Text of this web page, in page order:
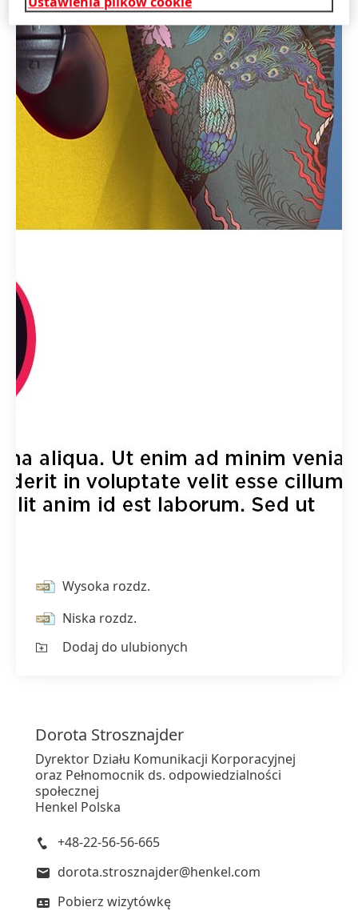
Wysoka rozdz.
Niska rozdz.
Dodaj do ulubionych
Dorota Strosznajder
Dyrektor Działu Komunikacji Korporacyjnej
oraz Pełnomocnik ds. odpowiedzialności
społecznej
Henkel Polska
+48-22-56-56-665
dorota.strosznajder@henkel.com
Pobierz wizytówkę